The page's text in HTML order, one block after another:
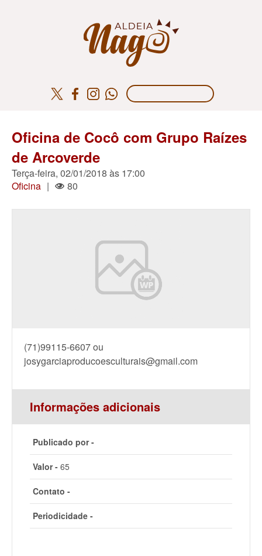
Oficina de Cocô com Grupo Raízes
de Arcoverde
Terça-feira, 02/01/2018 às 17:00
Oficina | 80
(71)99115-6607 ou
josygarciaproducoesculturais@gmail.com
Informações adicionais
Publicado por -
Valor - 65
Contato -
Periodicidade -